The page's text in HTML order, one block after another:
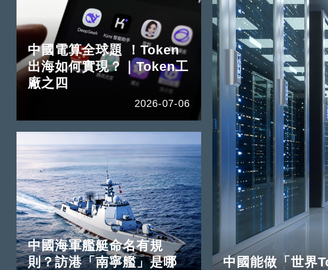
中國電算全球題 ！Token
出海如何實現？｜Token工
廠之四
2026-07-06
中國海軍艦艇命名有規
則？訪港「南寧艦」是哪
中國能做「世界